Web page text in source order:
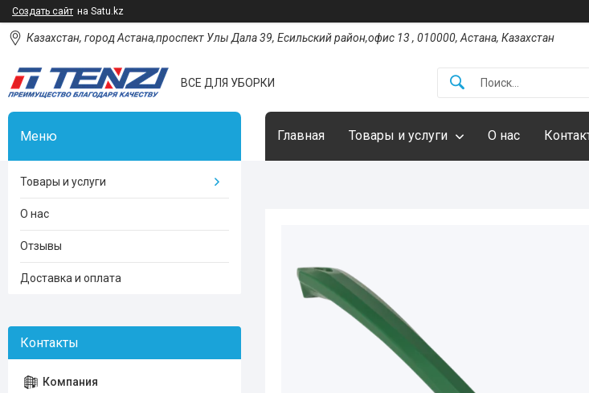
Создать сайт на Satu.kz
Казахстан, город Астана,проспект Улы Дала 39, Есильский район,офис 13 , 010000, Астана, Казахстан
ВСЕ ДЛЯ УБОРКИ
Главная Товары и услуги О нас
Товары и услуги
О нас
Отзывы
Доставка и оплата